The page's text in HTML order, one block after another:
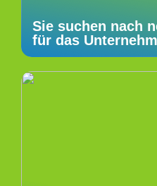
Sie suchen nach
für das